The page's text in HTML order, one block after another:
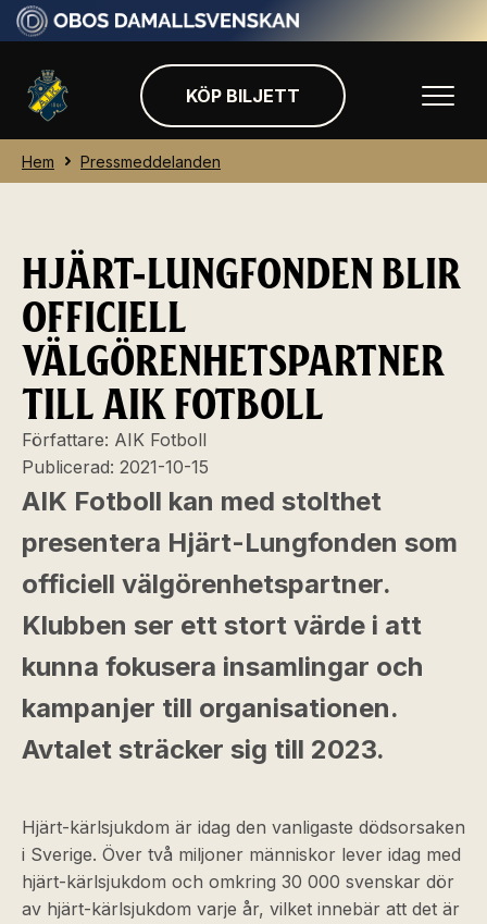
KÖP BILJETT
Hem Pressmeddelanden
HJÄRT-LUNGFONDEN BLIR
OFFICIELL
VÄLGÖRENHETSPARTNER
TILL AIK FOTBOLL
Författare: AIK Fotboll
Publicerad: 2021-10-15
AIK Fotboll kan med stolthet
presentera Hjärt-Lungfonden som
officiell välgörenhetspartner.
Klubben ser ett stort värde i att
kunna fokusera insamlingar och
kampanjer till organisationen.
Avtalet sträcker sig till 2023.
Hjärt-kärlsjukdom är idag den vanligaste dödsorsaken
i Sverige. Över två miljoner människor lever idag med
hjärt-kärlsjukdom och omkring 30 000 svenskar dör
av hjärt-kärlsjukdom varje år, vilket innebär att det är